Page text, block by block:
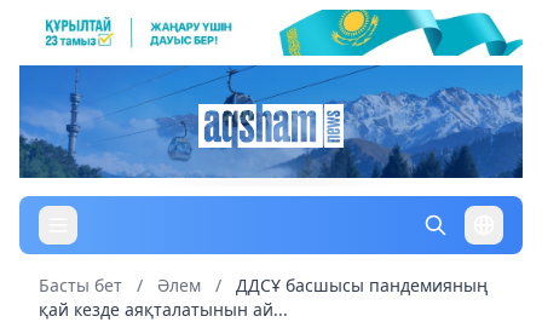
Басты бет / Әлем /
ДДСҰ басшысы пандемияның
қай кезде аяқталатынын ай...